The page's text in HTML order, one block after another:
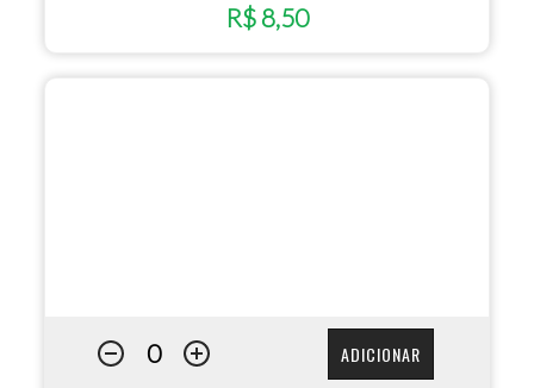
R$ 8,50
ADICIONAR